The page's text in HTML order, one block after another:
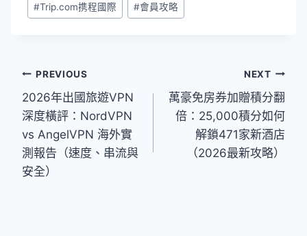
#Trip.com携程國際 #會員攻略
文
章
導
覽
PREVIOUS
2026年出國旅遊VPN
深度橫評：NordVPN
vs AngelVPN 海外實
測報告（速度、串流與
安全）
NEXT
萬豪免房券加贈積分翻
倍：25,000積分如何
解鎖471家新酒店
（2026最新攻略）